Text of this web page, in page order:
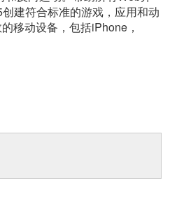
建符合标准的游戏，应用和动
移动设备，包括iPhone，